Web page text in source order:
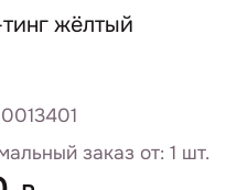
жёлтый
заказ от: 1 шт.